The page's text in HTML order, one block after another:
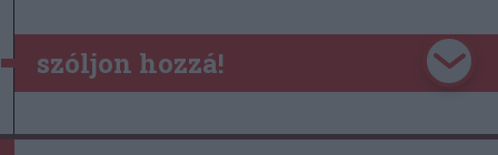
szóljon hozzá!